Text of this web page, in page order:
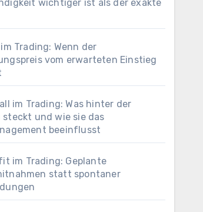
wichtiger ist als der exakte
Trading: Wenn der
vom erwarteten Einstieg
im Trading: Was hinter der
steckt und wie sie das
beeinflusst
im Trading: Geplante
statt spontaner